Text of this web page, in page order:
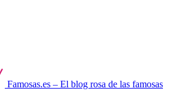
Famosas.es – El blog rosa de las famosas